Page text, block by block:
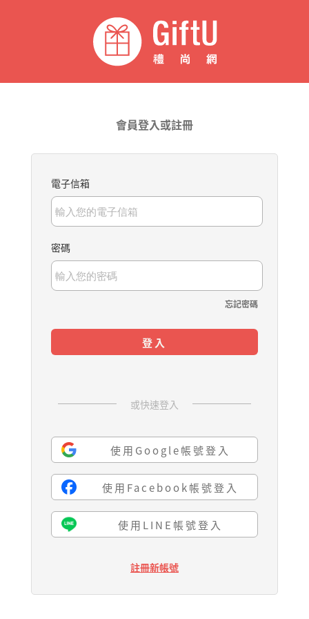
會員登入或註冊
電子信箱
密碼
忘記密碼
登入
或快速登入
使用Google帳號登入
使用Facebook帳號登入
使用LINE帳號登入
註冊新帳號